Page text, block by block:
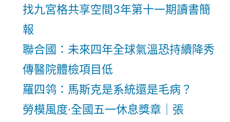
找九宮格共享空間3年第十一期讀書簡
報
聯合國：未來四年全球氣溫恐持續降秀
傳醫院體檢項目低
羅四鸰：馬斯克是系統還是毛病？
勞模風度·全國五一休息獎章｜張